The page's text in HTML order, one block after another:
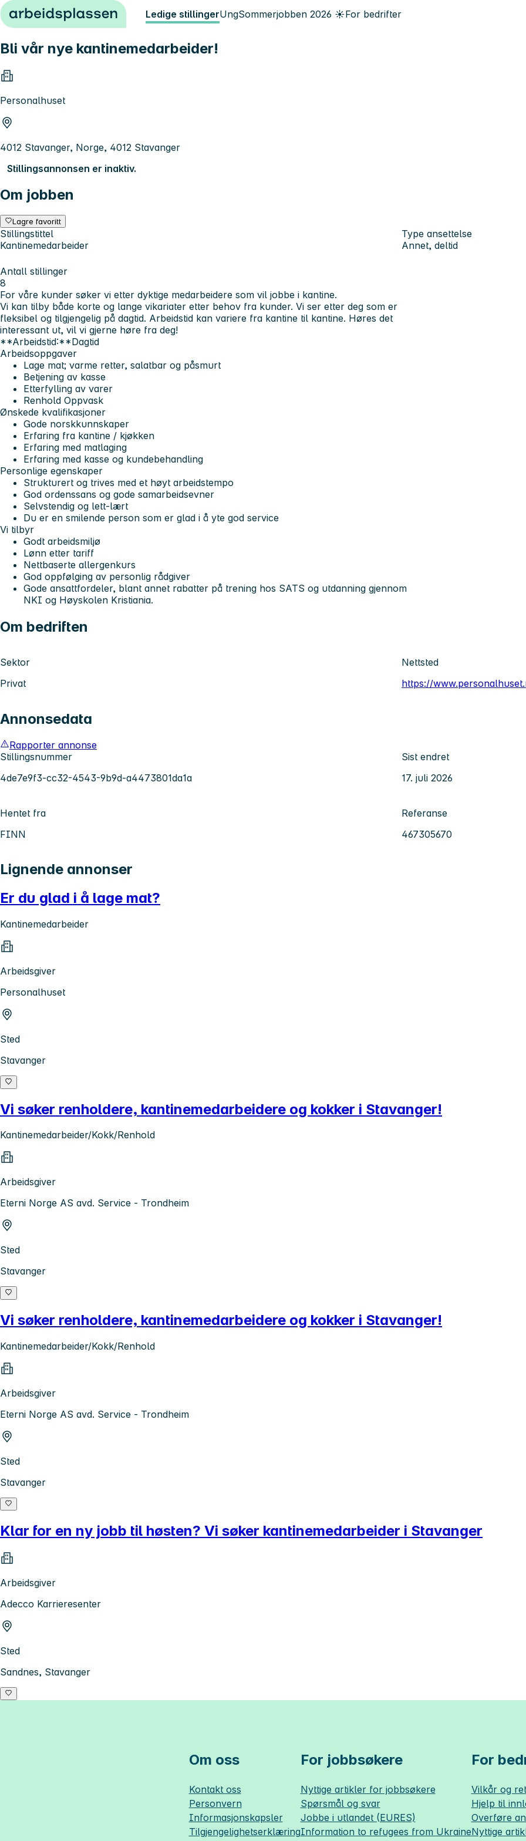
Hopp til innhold Ledige stillingerUngSommerjobben 2026 ☀️For bedrifter
Bli vår nye kantinemedarbeider!
Personalhuset
4012 Stavanger, Norge, 4012 Stavanger
Stillingsannonsen er inaktiv.
Om jobben
Lagre favoritt
Stillingstittel
Kantinemedarbeider
Type ansettelse
Annet, deltid
Antall stillinger
8
For våre kunder søker vi etter dyktige medarbeidere som vil jobbe i kantine.
Vi kan tilby både korte og lange vikariater etter behov fra kunder. Vi ser etter deg som er
fleksibel og tilgjengelig på dagtid. Arbeidstid kan variere fra kantine til kantine. Høres det
interessant ut, vil vi gjerne høre fra deg!
**Arbeidstid:**Dagtid
Arbeidsoppgaver
Lage mat; varme retter, salatbar og påsmurt
Betjening av kasse
Etterfylling av varer
Renhold Oppvask
Ønskede kvalifikasjoner
Gode norskkunnskaper
Erfaring fra kantine / kjøkken
Erfaring med matlaging
Erfaring med kasse og kundebehandling
Personlige egenskaper
Strukturert og trives med et høyt arbeidstempo
God ordenssans og gode samarbeidsevner
Selvstendig og lett-lært
Du er en smilende person som er glad i å yte god service
Vi tilbyr
Godt arbeidsmiljø
Lønn etter tariff
Nettbaserte allergenkurs
God oppfølging av personlig rådgiver
Gode ansattfordeler, blant annet rabatter på trening hos SATS og utdanning gjennom
NKI og Høyskolen Kristiania.
Om bedriften
Sektor
Privat
Nettsted
https://
Annonsedata
Rapporter annonse
Stillingsnummer
4de7e9f3-cc32-4543-9b9d-a4473801da1a
Sist endret
17. juli 2026
Hentet fra
FINN
Referanse
467305670
Lignende annonser
Er du glad i å lage mat?
Kantinemedarbeider
Arbeidsgiver
Personalhuset
Sted
Stavanger
Vi søker renholdere, kantinemedarbeidere og kokker i Stavanger!
Kantinemedarbeider/Kokk/Renhold
Arbeidsgiver
Eterni Norge AS avd. Service - Trondheim
Sted
Stavanger
Vi søker renholdere, kantinemedarbeidere og kokker i Stavanger!
Kantinemedarbeider/Kokk/Renhold
Arbeidsgiver
Eterni Norge AS avd. Service - Trondheim
Sted
Stavanger
Klar for en ny jobb til høsten? Vi søker kantinemedarbeider i Stavanger
Arbeidsgiver
Adecco Karrieresenter
Sted
Sandnes, Stavanger
Om oss
Kontakt oss
Personvern
Informasjonskapsler
Tilgjengelighetserklæring
For jobbsøkere
Nyttige artikler for jobbsøkere
Spørsmål og svar
Jobbe i utlandet (EURES)
Information to refugees from Ukraine
For
Vilkår og
Hjelp til
Overføre
Nyttige